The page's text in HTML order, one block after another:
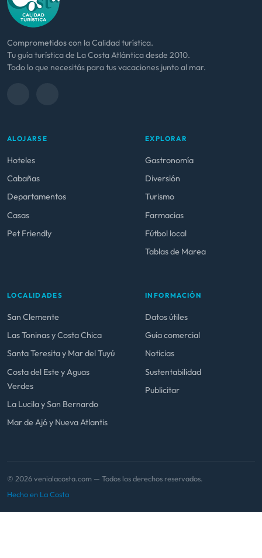
Comprometidos con la Calidad turística.
Tu guía turística de La Costa Atlántica desde 2010.
Todo lo que necesitás para tus vacaciones junto al mar.
ALOJARSE
Hoteles
Cabañas
Departamentos
Casas
Pet Friendly
EXPLORAR
Gastronomía
Diversión
Turismo
Farmacias
Fútbol local
Tablas de Marea
LOCALIDADES
San Clemente
Las Toninas y Costa Chica
Santa Teresita y Mar del Tuyú
Costa del Este y Aguas
Verdes
La Lucila y San Bernardo
Mar de Ajó y Nueva Atlantis
INFORMACIÓN
Datos útiles
Guía comercial
Noticias
Sustentabilidad
Publicitar
© 2026 venialacosta.com — Todos los derechos reservados.
Hecho en La Costa